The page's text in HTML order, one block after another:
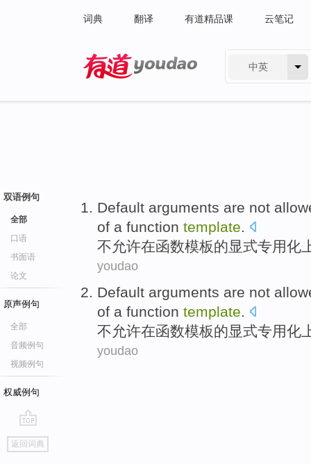
词典 翻译 有道精品课 云笔记
中英
双语例句
全部
口语
书面语
论文
原声例句
全部
音频例句
视频例句
权威例句
go
top
返回词典
Default arguments are not
of a function template.
不允许在函数模板的显式专用化
youdao
Default arguments are not
of a function template.
不允许在函数模板的显式专用化
youdao